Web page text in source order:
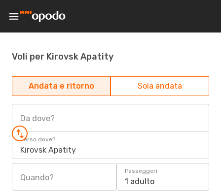
Voli per Kirovsk Apatity
Andata e ritorno Sola andata
Da dove?
Verso dove?
Kirovsk Apatity
Quando?
Passeggeri
1 adulto